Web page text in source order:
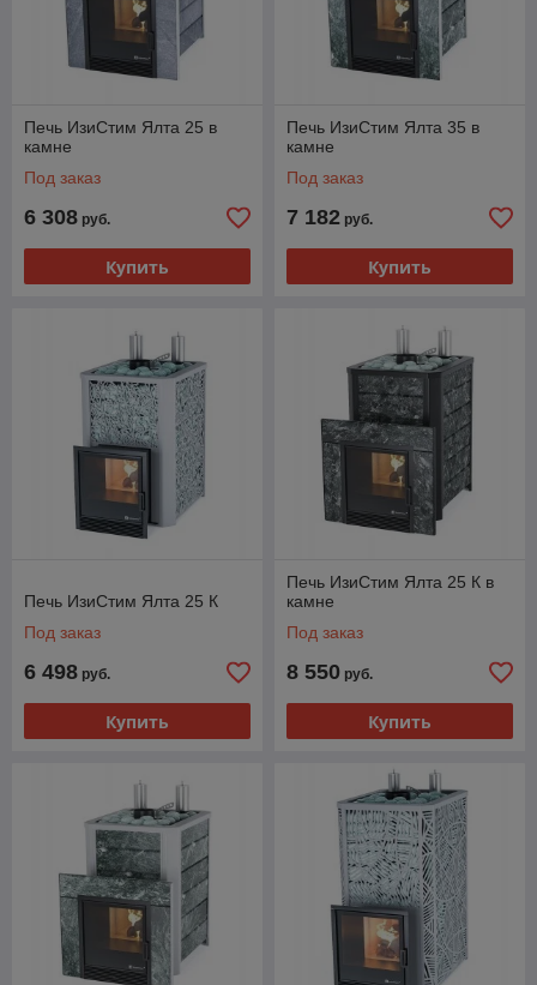
Печь ИзиСтим Ялта 25 в
камне
Под заказ
6 308 руб.
Купить
Печь ИзиСтим Ялта 35 в
камне
Под заказ
7 182 руб.
Купить
Печь ИзиСтим Ялта 25 К
Под заказ
6 498 руб.
Купить
Печь ИзиСтим Ялта 25 К в
камне
Под заказ
8 550 руб.
Купить